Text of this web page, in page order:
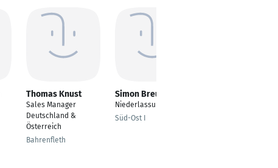
Thomas Knust
Sales Manager
Deutschland &
Österreich
Bahrenfleth
Simon Breuning
Niederlassungsleiter
Süd-Ost I